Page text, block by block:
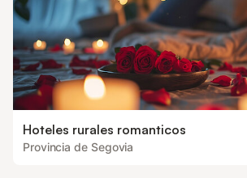
Hoteles rurales romanticos
Provincia de Segovia